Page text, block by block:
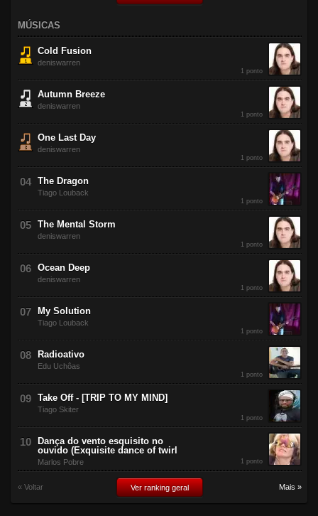
MÚSICAS
Cold Fusion
deniswarren
1 ponto
Autumn Breeze
deniswarren
1 ponto
One Last Day
deniswarren
1 ponto
The Dragon
Tiago Louback
1 ponto
The Mental Storm
deniswarren
1 ponto
Ocean Deep
deniswarren
1 ponto
My Solution
Tiago Louback
1 ponto
Radioativo
Edu Uchôas
1 ponto
Take Off - [TRIP TO MY MIND]
Tiago Skiter
1 ponto
Dança do vento esquisito no
ouvido (Exquisite dance of twirl
Marlos Pobre 1 ponto
« Voltar Ver ranking geral Mais »